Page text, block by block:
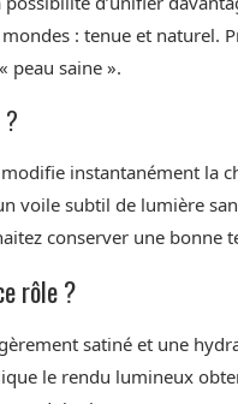
: tenue et naturel.
peau saine ».
instantanément la
voile subtil de lumière
conserver une bonne
rôle ?
satiné et une
le rendu lumineux